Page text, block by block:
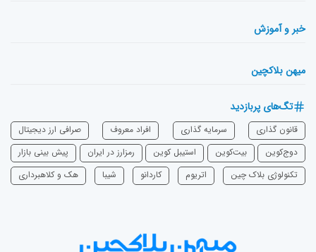
خبر و آموزش
میهن بلاکچین
تگ‌های پربازدید
قانون گذاری سرمایه‌ گذاری افراد معروف
صرافی ارز دیجیتال
دوج‌کوین
بیت‌کوین استیبل کوین رمزارز در ایران
پیش بینی بازار
تکنولوژی بلاک چین
اتریوم ‌کاردانو شیبا هک و کلاهبرداری